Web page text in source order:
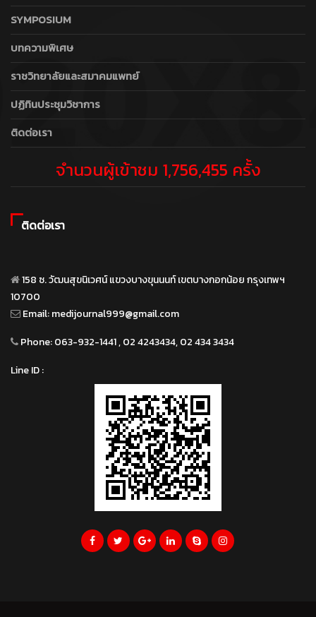
SYMPOSIUM
บทความพิเศษ
ราชวิทยาลัยและสมาคมแพทย์
ปฏิทินประชุมวิชาการ
ติดต่อเรา
จำนวนผู้เข้าชม 1,756,455 ครั้ง
ติดต่อเรา
158 ซ. วัฒนสุขนิเวศน์ แขวงบางขุนนนท์ เขตบางกอกน้อย กรุงเทพฯ
10700
Email:medijournal999@gmail.com
Phone:063-932-1441 , 02 4243434, 02 434 3434
Line ID :